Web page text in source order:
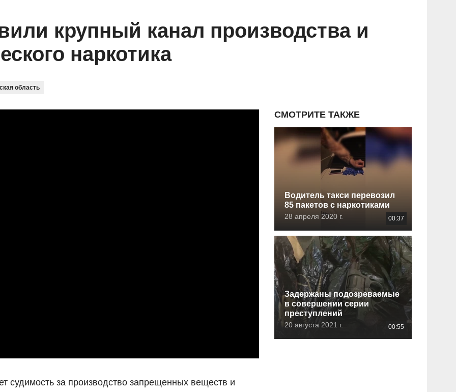
крупный канал производства и
наркотика
область
судимость за производство запрещенных веществ и
СМОТРИТЕ ТАКЖЕ
Водитель такси перевозил
85 пакетов с наркотиками
28 апреля 2020 г. 00:37
Задержаны подозреваемые
в совершении серии
преступлений
20 августа 2021 г. 00:55